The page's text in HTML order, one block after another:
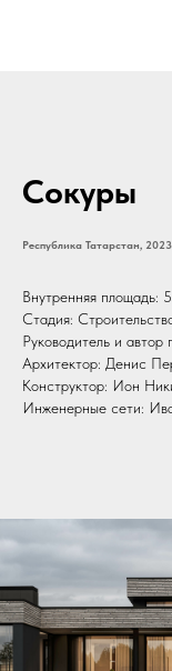
Сокуры
Республика Татарстан,
Внутренняя площадь:
Стадия:
Руководитель и автор
Архитектор: Денис
Конструктор: Ион
Инженерные сети: